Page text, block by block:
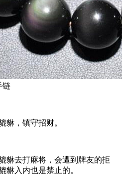
链
貅，镇守招财。
貅去打麻将，会遭到牌友的拒
貅入内也是禁止的。